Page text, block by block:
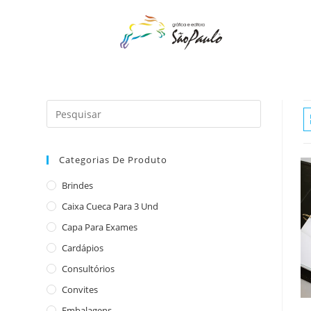
Categorias De Produto
Brindes
Caixa Cueca Para 3 Und
Capa Para Exames
Cardápios
Consultórios
Convites